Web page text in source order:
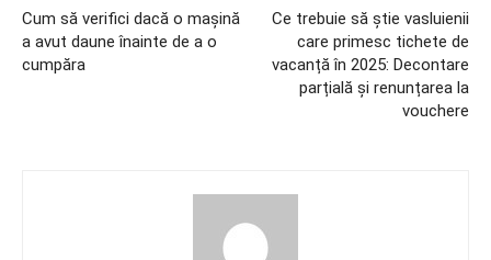
Cum să verifici dacă o mașină
a avut daune înainte de a o
cumpăra
Ce trebuie să știe vasluienii
care primesc tichete de
vacanță în 2025: Decontare
parțială și renunțarea la
vouchere